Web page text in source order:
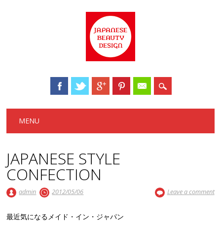
Main menu
MENU
JAPANESE STYLE
CONFECTION
admin 2012/05/06 Leave a comment
最近気になるメイド・イン・ジャパン